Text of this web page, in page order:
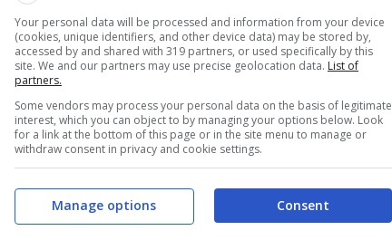
/ ROMA – Se, programmando una
e giornate di shopping, questo itinerario
che si allunga nella svizzera italiana a
la visita natura incontaminata e tanto,
per un weekend romantico
Your personal data will be processed and information from your device
(cookies, unique identifiers, and other device data) may be stored by,
accessed by and shared with 319 partners, or used specifically by this
site. We and our partners may use precise geolocation data. List of
partners.
Some vendors may process your personal data on the basis of legitimate
interest, which you can object to by managing your options below. Look
for a link at the bottom of this page or in the site menu to manage or
withdraw consent in privacy and cookie settings.
Consent
Manage options